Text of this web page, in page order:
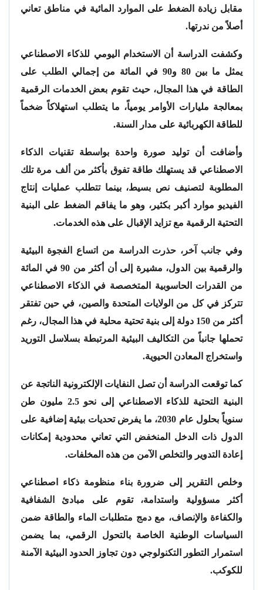
مقابل زيادة الضغط على الموارد المائية في مناطق تعاني
أصلاً من ندرتها.
وكشفت الدراسة أن الاستخدام اليومي للذكاء الاصطناعي
يمثل ما بين 80 و90 في المائة من إجمالي الطلب على
الطاقة في هذا المجال، حيث تقوم بعض الخدمات الرقمية
بمعالجة مليارات الأوامر يومياً، ما يتطلب استهلاكاً ضخماً
للطاقة الكهربائية على مدار السنة.
وأضافت أن توليد صورة واحدة بواسطة تقنيات الذكاء
الاصطناعي قد يستهلك طاقة تفوق بأكثر من ألف مرة تلك
المطلوبة لتصنيف نص بسيط، بينما تتطلب عمليات إنتاج
الفيديو موارد أكبر بكثير، وهو ما يفاقم الضغط على البنية
التحتية الرقمية مع تزايد الإقبال على هذه الخدمات.
وفي جانب آخر، حذرت الدراسة من اتساع الفجوة البيئية
والرقمية بين الدول، مشيرة إلى أن أكثر من 90 في المائة
من القدرات الحاسوبية المتخصصة في الذكاء الاصطناعي
تتركز في كل من الولايات المتحدة والصين، في حين تفتقر
أكثر من 150 دولة إلى بنية تحتية محلية في هذا المجال، رغم
تحملها جانباً من التكاليف البيئية المرتبطة بسلاسل التوريد
واستخراج المعادن الحيوية.
كما توقعت الدراسة أن تصل النفايات الإلكترونية الناتجة عن
البنية التحتية للذكاء الاصطناعي إلى نحو 2.5 مليون طن
سنوياً بحلول عام 2030، ما يفرض تحديات بيئية إضافية على
الدول ذات الدخل المنخفض التي تعاني محدودية إمكانات
إعادة التدوير والتخلص الآمن من هذه المخلفات.
وخلص التقرير إلى ضرورة بناء منظومة ذكاء اصطناعي
أكثر مسؤولية واستدامة، تقوم على مبادئ الشفافية
والكفاءة والإنصاف، مع دمج متطلبات الماء والطاقة ضمن
السياسات الوطنية الخاصة بالتحول الرقمي، بما يضمن
استمرار التطور التكنولوجي دون تجاوز الحدود البيئية الآمنة
للكوكب.